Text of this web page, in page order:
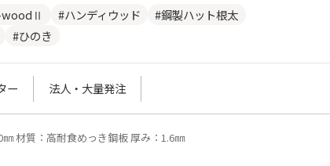
#ハンディウッド
#鋼製ハット根太
#ひのき
ー 法人・大量発注
材質：高耐食めっき鋼板 厚み：1.6㎜